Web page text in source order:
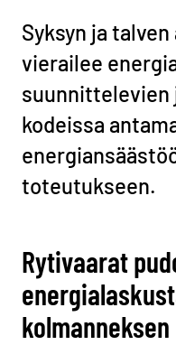
Syksyn ja
vierailee
kodeissa
toteutukseen.
Rytivaarat
kolmanneksen